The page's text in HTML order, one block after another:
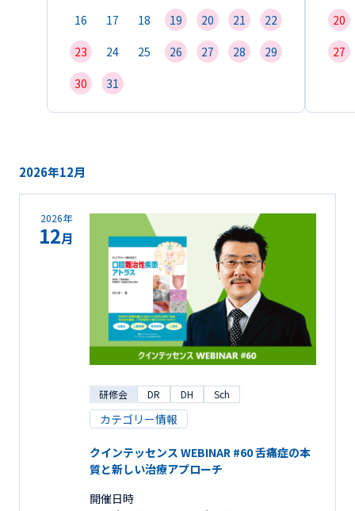
16
17 18 19 20 21
22
23
24 25 26 27 28
29
30
31
20
27
2026年12月
2026年
12月
研修会 DR DH Sch
カテゴリー情報
クインテッセンス WEBINAR #60 舌痛症の本
質と新しい治療アプローチ
開催日時